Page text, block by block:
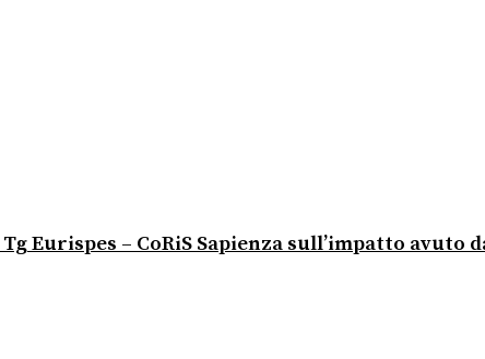
Eurispes – CoRiS Sapienza sull’impatto